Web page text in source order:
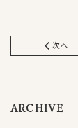
次へ
ARCHIVE